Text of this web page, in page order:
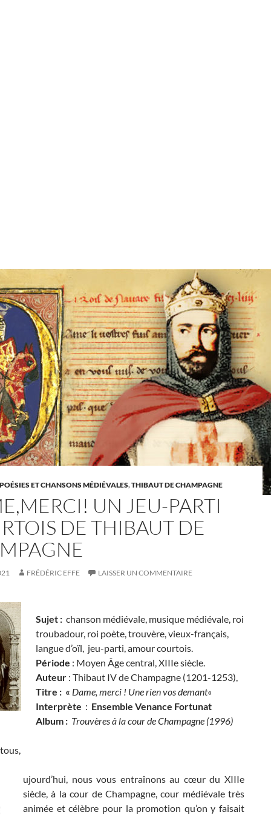
ET CHANSONS MÉDIÉVALES,THIBAUT DE CHAMPAGNE
UN JEU-PARTI
DE THIBAUT DE
FRÉDÉRIC EFFE LAISSER UN COMMENTAIRE
Sujet : chanson médiévale, musique médiévale, roi
troubadour, roi poète, trouvère, vieux-français,
langue d’oïl, jeu-parti, amour courtois.
Période : Moyen Âge central, XIIIe siècle.
Auteur : Thibaut IV de Champagne (1201-1253),
Titre : « Dame, merci ! Une rien vos demant«
Interprète : Ensemble Venance Fortunat
Album : Trouvères à la cour de Champagne (1996)
ujourd’hui, nous vous entraînons au cœur du XIIIe
siècle, à la cour de Champagne, cour médiévale très
animée et célèbre pour la promotion qu’on y faisait